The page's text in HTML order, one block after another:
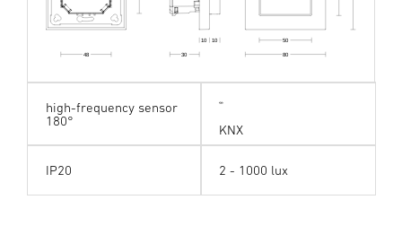
80
50
48 30
10
10
high-frequency sensor
180°
KNX
IP20 2 - 1000 lux